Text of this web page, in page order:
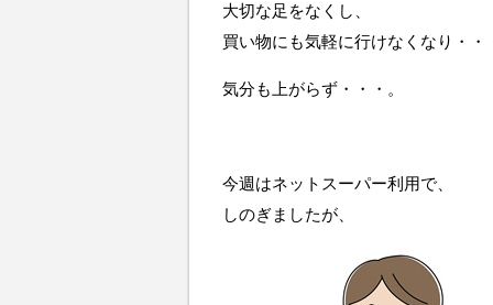
大切な足をなくし、
買い物にも気軽に行けなくなり・・
気分も上がらず・・・。
今週はネットスーパー利用で、
しのぎましたが、